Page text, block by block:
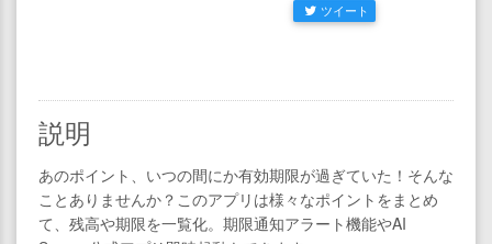
ツイート
説明
あのポイント、いつの間にか有効期限が過ぎていた！そんな
ことありませんか？このアプリは様々なポイントをまとめ
て、残高や期限を一覧化。期限通知アラート機能やAI